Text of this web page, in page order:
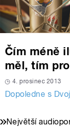
Čím méně
měl, tím
4. prosinec 2013
Dopoledne s
Největší